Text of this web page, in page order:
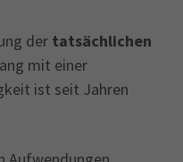
der tatsächlichen
mit einer
ist seit Jahren